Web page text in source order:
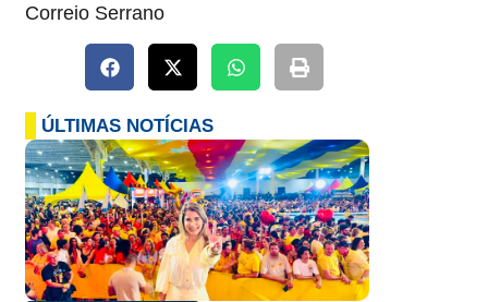
Correio Serrano
ÚLTIMAS NOTÍCIAS